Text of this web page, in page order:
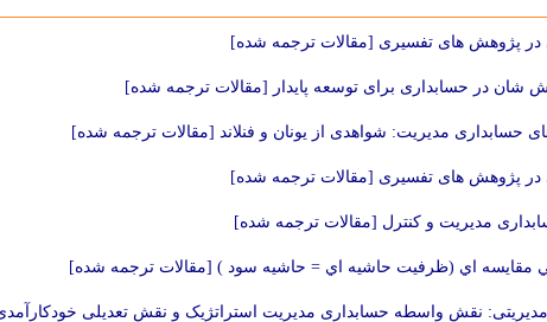
پژوهش های تفسیری [مقالات ترجمه شده]
شان در حسابداری برای توسعه پایدار [مقالات ترجمه شده]
حسابداری مدیریت: شواهدی از یونان و فنلاند [مقالات ترجمه شده]
پژوهش های تفسیری [مقالات ترجمه شده]
مدیریت و کنترل [مقالات ترجمه شده]
مقايسه اي (ظرفيت حاشيه اي = حاشيه سود ) [مقالات ترجمه شده]
مدیریتی: نقش واسطه حسابداری مدیریت استراتژیک و نقش تعدیلی